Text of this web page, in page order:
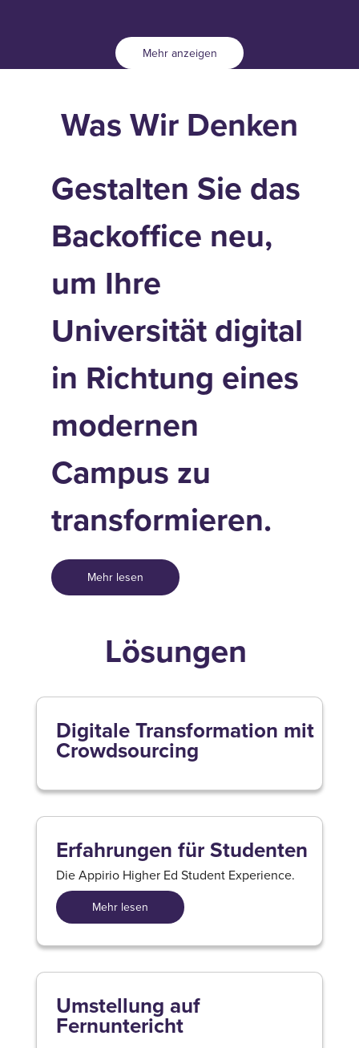
Mehr anzeigen
Was Wir Denken
Gestalten Sie das
Backoffice neu,
um Ihre
Universität digital
in Richtung eines
modernen
Campus zu
transformieren.
Mehr lesen
Lösungen
Digitale Transformation mit
Crowdsourcing
Erfahrungen für Studenten
Die Appirio Higher Ed Student Experience.
Mehr lesen
Umstellung auf
Fernuntericht